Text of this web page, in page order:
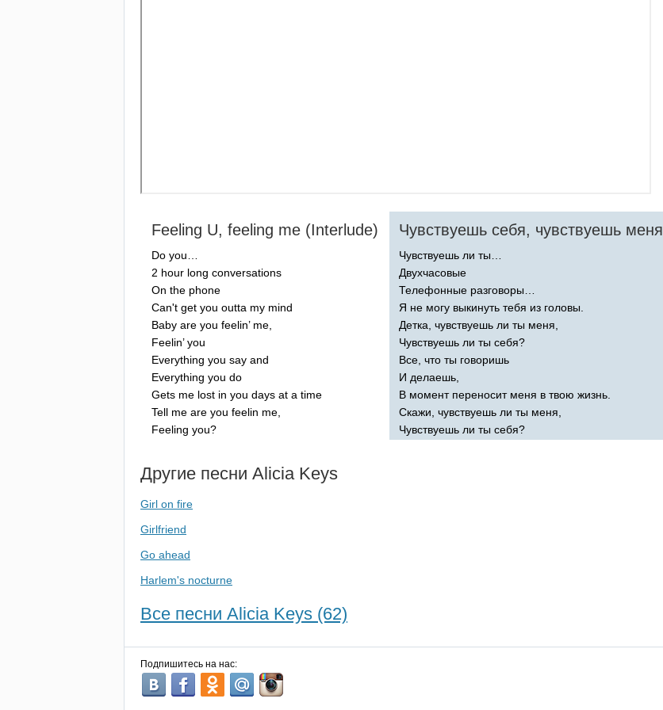
Feeling U, feeling me (Interlude)
Do you
2 hour long conversations
On the phone
Can't get you outta my mind
Baby are you feelin’ me
Feelin’you
Everything you say and
Everything you do
Gets me lost in you days at a time
Tell me are you feelin me
Feeling you?
Чувствуешь себя, чувствуешь меня
Чувствуешь ли ты…
Двухчасовые
Телефонные разговоры…
Я не могу выкинуть тебя из головы.
Детка, чувствуешь ли ты меня,
Чувствуешь ли ты себя?
Все, что ты говоришь
И делаешь,
В момент переносит меня в твою жизнь.
Скажи, чувствуешь ли ты меня,
Чувствуешь ли ты себя?
Другие песни Alicia Keys
Girl on fire
Girlfriend
Go ahead
Harlem's nocturne
Все песни Alicia Keys (62)
Подпишитесь на нас: